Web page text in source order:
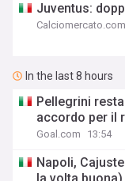
Juventus:
Calciomercato.com
In the last 8 hours
Pellegrini
accordo per il
Goal.com 13:54
Napoli,